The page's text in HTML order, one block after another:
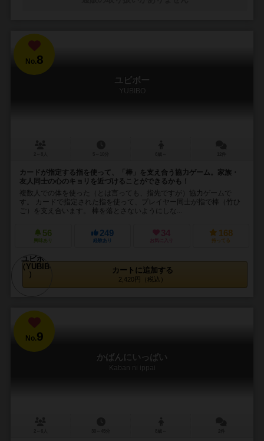
No.8
ユビボー
YUBIBO
カードが指定する指を使って、「棒」を支え合う協力ゲーム。家族・
友人同士の心のキョリを近づけることができるかも！
複数人での体を使った（とは言っても、指先ですが）協力ゲームで
す。 カードで指定された指を使って、プレイヤー同士が指で棒（竹ひ
ご）を支え合います。 棒を落とさないようにしな...
56
興味あり
249
経験あり
34
お気に入り
168
持ってる
カートに追加する
2,420円（税込）
No.9
かばんにいっぱい
Kaban ni ippai